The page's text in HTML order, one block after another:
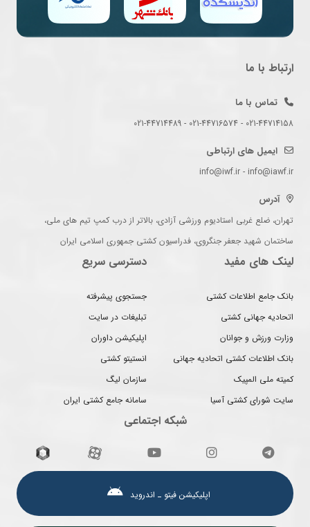
ارتباط با ما
تماس با ما
021-44714158 - 021-44716574 - 021-44714489
ایمیل های ارتباطی
info@iwf.ir - info@iawf.ir
آدرس
تهران، ضلع غربی استادیوم ورزشی آزادی، بالاتر از درب کمپ تیم های ملی،
ساختمان شهید جعفر جنگروی، فدراسیون کشتی جمهوری اسلامی ایران
لینک های مفید
بانک جامع اطلاعات کشتی
اتحادیه جهانی کشتی
وزارت ورزش و جوانان
بانک اطلاعات کشتی اتحادیه جهانی
کمیته ملی المپیک
سایت شورای کشتی آسیا
دسترسی سریع
جستجوی پیشرفته
تبلیغات در سایت
اپلیکیشن داوران
انستیتو کشتی
سازمان لیگ
سامانه جامع کشتی ایران
شبکه اجتماعی
اپلیکیشن فیتو ـ اندروید